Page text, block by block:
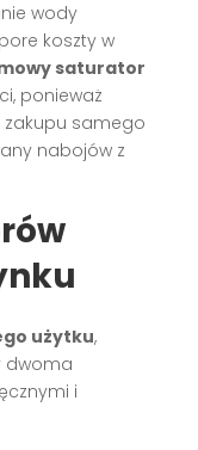
wody
koszty w
saturator
ponieważ
zakupu samego
nabojów z
użytku,
dwoma
i